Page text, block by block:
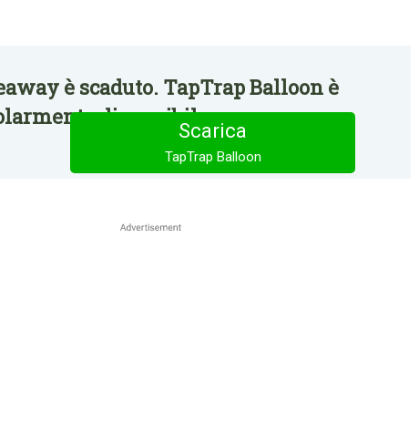
è scaduto. TapTrap Balloon è
disponibile.
Scarica
TapTrap Balloon